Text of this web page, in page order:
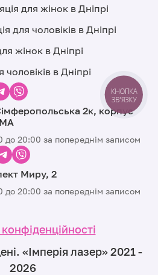
для жінок в Дніпрі
для чоловіків в Дніпрі
жінок в Дніпрі
в Дніпрі
2к, корпус
до 20:00 за попереднім записом
Миру, 2
до 20:00 за попереднім записом
«Iмпeрiя лазер» 2021 -
2026
КНОПКА
ЗВ'ЯЗКУ